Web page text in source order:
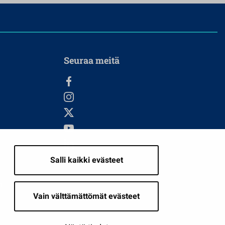
Salli kaikki evästeet
Vain välttämättömät evästeet
Seuraa meitä